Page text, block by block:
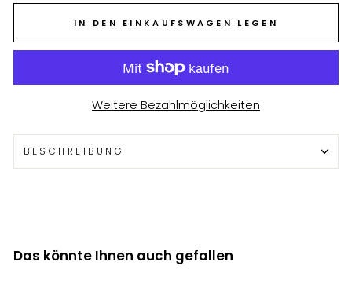
IN DEN EINKAUFSWAGEN LEGEN
Weitere Bezahlmöglichkeiten
BESCHREIBUNG
Das könnte Ihnen auch gefallen